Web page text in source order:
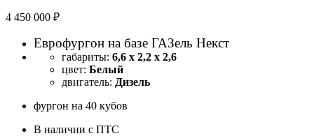
4 450 000 ₽
Еврофургон на базе ГАЗель Некст
габариты: 6,6 х 2,2 х 2,6
цвет: Белый
двигатель: Дизель
фургон на 40 кубов
В наличии с ПТС